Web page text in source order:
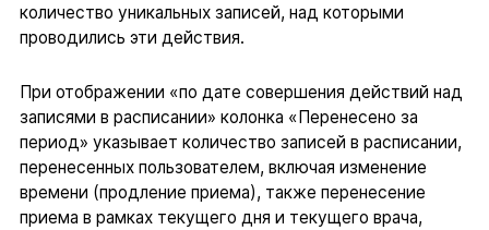
количество уникальных записей, над которыми
проводились эти действия.
При отображении «по дате совершения действий над
записями в расписании» колонка «Перенесено за
период» указывает количество записей в расписании,
перенесенных пользователем, включая изменение
времени (продление приема), также перенесение
приема в рамках текущего дня и текущего врача,